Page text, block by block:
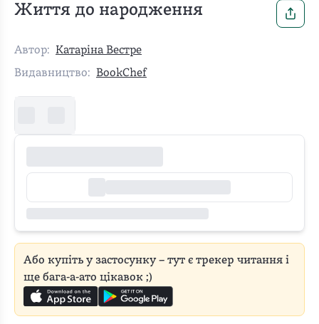
Життя до народження
Автор: Катаріна Вестре
Видавництво:
BookChef
Або купіть у застосунку – тут є трекер читання і
ще бага-а-ато цікавок ;)